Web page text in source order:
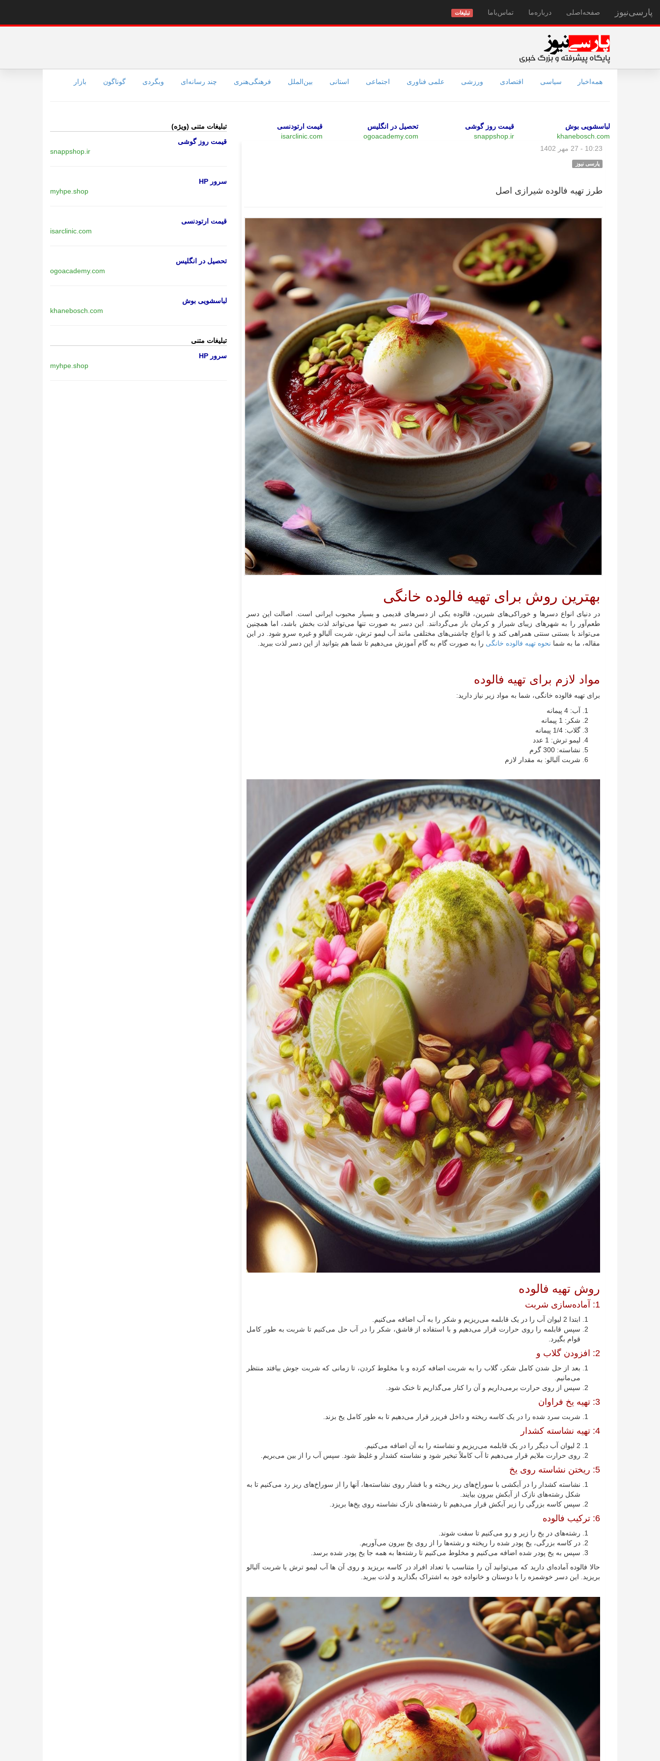
پارسی‌نیوز صفحه‌اصلی درباره‌ما تماس‌با‌ما تبلیغات
همه‌اخبار سیاسی اقتصادی ورزشی علمی فناوری اجتماعی استانی بین‌الملل فرهنگی‌هنری چند رسانه‌ای وبگردی گوناگون بازار
لباسشویی بوش
khanebosch.com
قیمت روز گوشی
snappshop.ir
تحصیل در انگلیس
ogoacademy.com
قیمت ارتودنسی
isarclinic.com
10:23 - 27 مهر 1402
پارسی نیوز
طرز تهیه فالوده شیرازی اصل
بهترین روش برای تهیه فالوده خانگی
در دنیای انواع دسرها و خوراکی‌های شیرین، فالوده یکی از دسرهای قدیمی و بسیار محبوب ایرانی است. اصالت این دسر
طعم‌آور را به شهرهای زیبای شیراز و کرمان باز می‌گردانند. این دسر به صورت تنها می‌تواند لذت بخش باشد، اما همچنین
می‌تواند با بستنی سنتی همراهی کند و با انواع چاشنی‌های مختلفی مانند آب لیمو ترش، شربت آلبالو و غیره سرو شود. در این
مقاله، ما به شما نحوه تهیه فالوده خانگی را به صورت گام به گام آموزش می‌دهیم تا شما هم بتوانید از این دسر لذت ببرید.
مواد لازم برای تهیه فالوده
برای تهیه فالوده خانگی، شما به مواد زیر نیاز دارید:
آب: 4 پیمانه
شکر: 1 پیمانه
گلاب: 1/4 پیمانه
لیمو ترش: 1 عدد
نشاسته: 300 گرم
شربت آلبالو: به مقدار لازم
روش تهیه فالوده
1: آماده‌سازی شربت
ابتدا 2 لیوان آب را در یک قابلمه می‌ریزیم و شکر را به آب اضافه می‌کنیم.
سپس قابلمه را روی حرارت قرار می‌دهیم و با استفاده از قاشق، شکر را در آب حل می‌کنیم تا شربت به طور کامل
قوام بگیرد.
2: افزودن گلاب و
بعد از حل شدن کامل شکر، گلاب را به شربت اضافه کرده و با مخلوط کردن، تا زمانی که شربت جوش بیافتد منتظر
می‌مانیم.
سپس از روی حرارت برمی‌داریم و آن را کنار می‌گذاریم تا خنک شود.
3: تهیه یخ فراوان
شربت سرد شده را در یک کاسه ریخته و داخل فریزر قرار می‌دهیم تا به طور کامل یخ بزند.
4: تهیه نشاسته کشدار
2 لیوان آب دیگر را در یک قابلمه می‌ریزیم و نشاسته را به آن اضافه می‌کنیم.
روی حرارت ملایم قرار می‌دهیم تا آب کاملاً تبخیر شود و نشاسته کشدار و غلیظ شود. سپس آب را از بین می‌بریم.
5: ریختن نشاسته روی یخ
نشاسته کشدار را در آبکشی با سوراخ‌های ریز ریخته و با فشار روی نشاسته‌ها، آنها را از سوراخ‌های ریز رد می‌کنیم تا به
شکل رشته‌های نازک از آبکش بیرون بیایند.
سپس کاسه بزرگی را زیر آبکش قرار می‌دهیم تا رشته‌های نازک نشاسته روی یخ‌ها بریزد.
6: ترکیب فالوده
رشته‌های در یخ را زیر و رو می‌کنیم تا سفت شوند.
در کاسه بزرگی، یخ پودر شده را ریخته و رشته‌ها را از روی یخ بیرون می‌آوریم.
سپس به یخ پودر شده اضافه می‌کنیم و مخلوط می‌کنیم تا رشته‌ها به همه جا یخ پودر شده برسد.
حالا فالوده آماده‌ای دارید که می‌توانید آن را متناسب با تعداد افراد در کاسه بریزید و روی آن ها آب لیمو ترش یا شربت آلبالو
بریزید. این دسر خوشمزه را با دوستان و خانواده خود به اشتراک بگذارید و لذت ببرید.
تبلیغات متنی (ویژه)
قیمت روز گوشی
snappshop.ir
سرور HP
myhpe.shop
قیمت ارتودنسی
isarclinic.com
تحصیل در انگلیس
ogoacademy.com
لباسشویی بوش
khanebosch.com
تبلیغات متنی
سرور HP
myhpe.shop